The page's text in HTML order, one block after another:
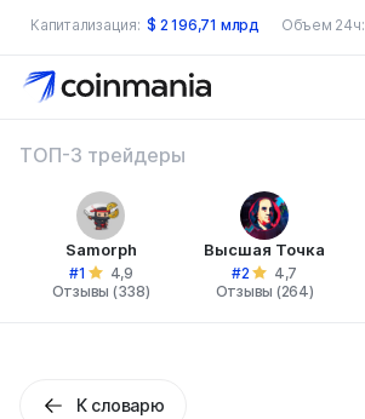
Капитализация: $ 2 196,71 млрд Объем 24ч:
ТОП-3 трейдеры
Samorph
#1
4,9
Отзывы (338)
Высшая Точка
#2
4,7
Отзывы (264)
К словарю